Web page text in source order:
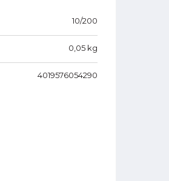
10/200
0,05 kg
4019576054290